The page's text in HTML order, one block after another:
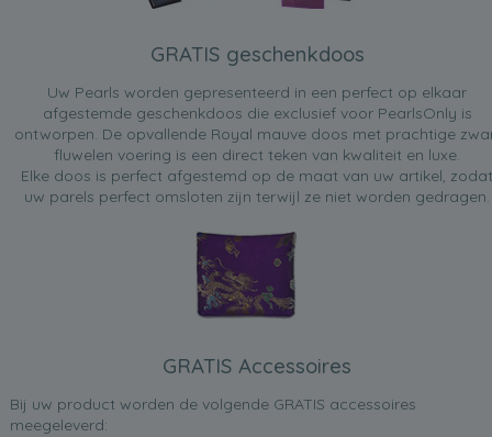
GRATIS geschenkdoos
Uw Pearls worden gepresenteerd in een perfect op elkaar
afgestemde geschenkdoos die exclusief voor PearlsOnly is
ontworpen. De opvallende Royal mauve doos met prachtige
fluwelen voering is een direct teken van kwaliteit en luxe.
Elke doos is perfect afgestemd op de maat van uw artikel, zodat
uw parels perfect omsloten zijn terwijl ze niet worden gedragen.
GRATIS Accessoires
Bij uw product worden de volgende GRATIS accessoires
meegeleverd: